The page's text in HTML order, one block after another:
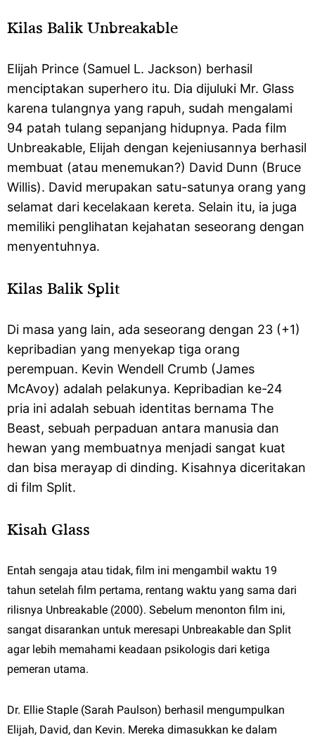
Kilas Balik Unbreakable
Elijah Prince (Samuel L. Jackson) berhasil
menciptakan superhero itu. Dia dijuluki Mr. Glass
karena tulangnya yang rapuh, sudah mengalami
94 patah tulang sepanjang hidupnya. Pada film
Unbreakable, Elijah dengan kejeniusannya berhasil
membuat (atau menemukan?) David Dunn (Bruce
Willis). David merupakan satu-satunya orang yang
selamat dari kecelakaan kereta. Selain itu, ia juga
memiliki penglihatan kejahatan seseorang dengan
menyentuhnya.
Kilas Balik Split
Di masa yang lain, ada seseorang dengan 23 (+1)
kepribadian yang menyekap tiga orang
perempuan. Kevin Wendell Crumb (James
McAvoy) adalah pelakunya. Kepribadian ke-24
pria ini adalah sebuah identitas bernama The
Beast, sebuah perpaduan antara manusia dan
hewan yang membuatnya menjadi sangat kuat
dan bisa merayap di dinding. Kisahnya diceritakan
di film Split.
Kisah Glass
Entah sengaja atau tidak, film ini mengambil waktu 19
tahun setelah film pertama, rentang waktu yang sama dari
rilisnya Unbreakable (2000). Sebelum menonton film ini,
sangat disarankan untuk meresapi Unbreakable dan Split
agar lebih memahami keadaan psikologis dari ketiga
pemeran utama.
Dr. Ellie Staple (Sarah Paulson) berhasil mengumpulkan
Elijah, David, dan Kevin. Mereka dimasukkan ke dalam